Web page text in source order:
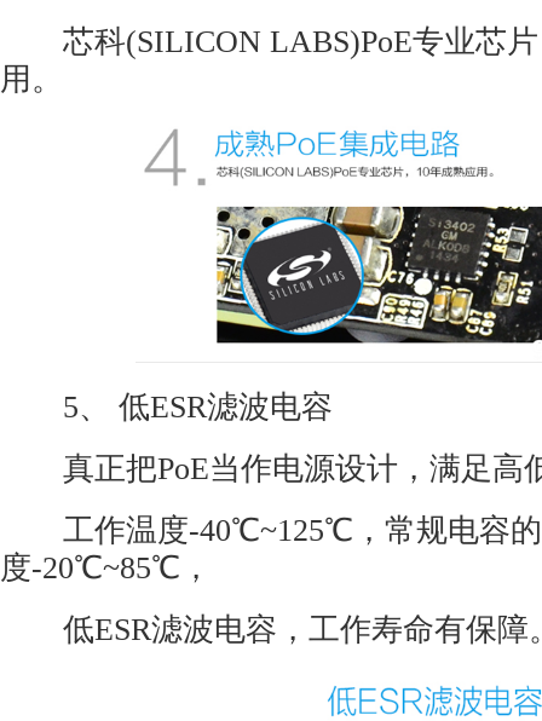
芯科(SILICON LABS)PoE专业芯
用。
5、 低ESR滤波电容
真正把PoE当作电源设计，满足高
工作温度-40℃~125℃，常规电容的
度-20℃~85℃，
低ESR滤波电容，工作寿命有保障